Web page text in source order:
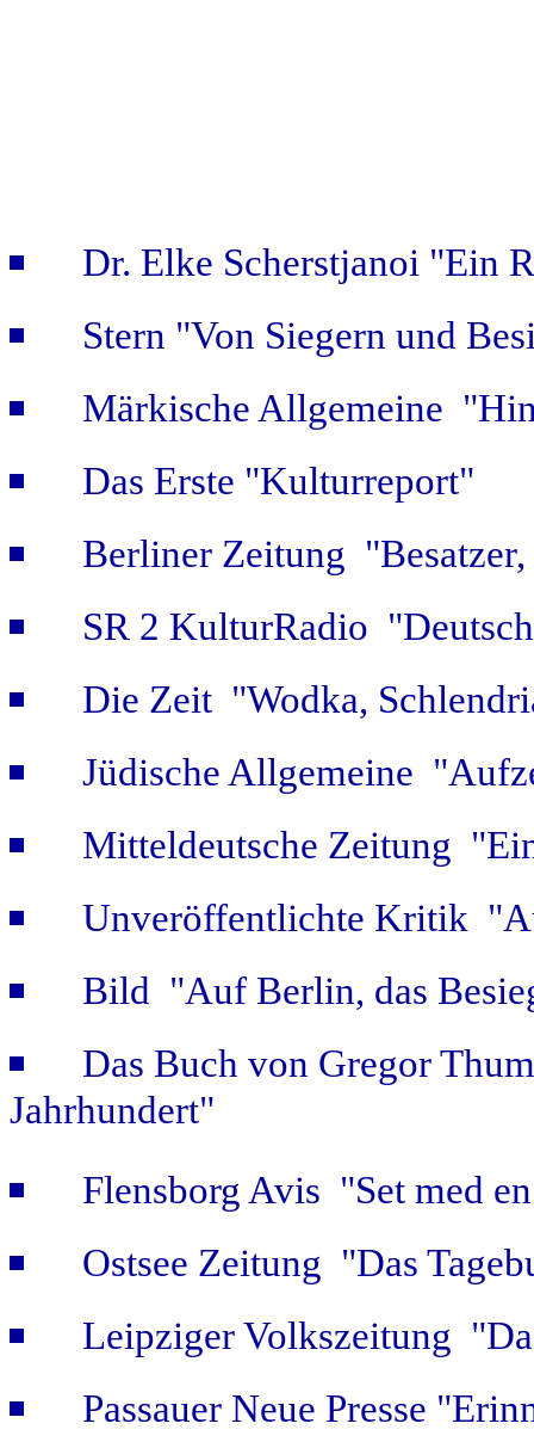
Dr. Elke Scherstjanoi "Ein
Stern "Von Siegern und
Märkische Allgemeine
Das Erste "Kulturreport"
Berliner Zeitung
SR 2 KulturRadio
Die Zeit "Wodka,
Jüdische Allgemeine
Mitteldeutsche Zeitung
Unveröffentlichte Kritik
Bild "Auf Berlin, das
Das Buch von Gregor
Jahrhundert"
Flensborg Avis "Set med
Ostsee Zeitung "Das
Leipziger Volkszeitung
Passauer Neue Presse